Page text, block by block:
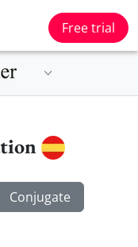
Free trial